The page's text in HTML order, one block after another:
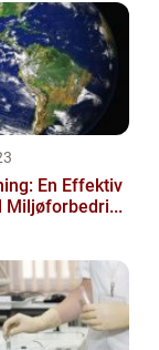
En Effektiv
Miljøforbedri...